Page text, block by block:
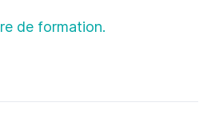
de formation.